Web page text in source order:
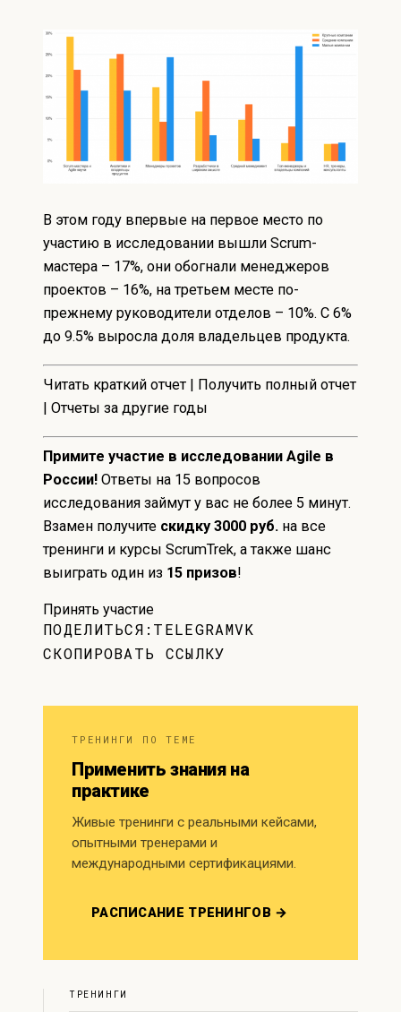
В этом году впервые на первое место по
участию в исследовании вышли Scrum-
мастера – 17%, они обогнали менеджеров
проектов – 16%, на третьем месте по-
прежнему руководители отделов – 10%. С 6%
до 9.5% выросла доля владельцев продукта.
Читать краткий отчет
Получить полный отчет
Отчеты за другие годы
Примите участие в исследовании Agile в
России! Ответы на 15 вопросов
исследования займут у вас не более 5 минут.
Взамен получите скидку 3000 руб. на все
тренинги и курсы ScrumTrek, а также шанс
выиграть один из 15 призов!
Принять участие
ПОДЕЛИТЬСЯ: TELEGRAMVK
СКОПИРОВАТЬ ССЫЛКУ
ТРЕНИНГИ ПО ТЕМЕ
Применить знания на
практике
Живые тренинги с реальными кейсами,
опытными тренерами и
международными сертификациями.
РАСПИСАНИЕ ТРЕНИНГОВ →
ТРЕНИНГИ